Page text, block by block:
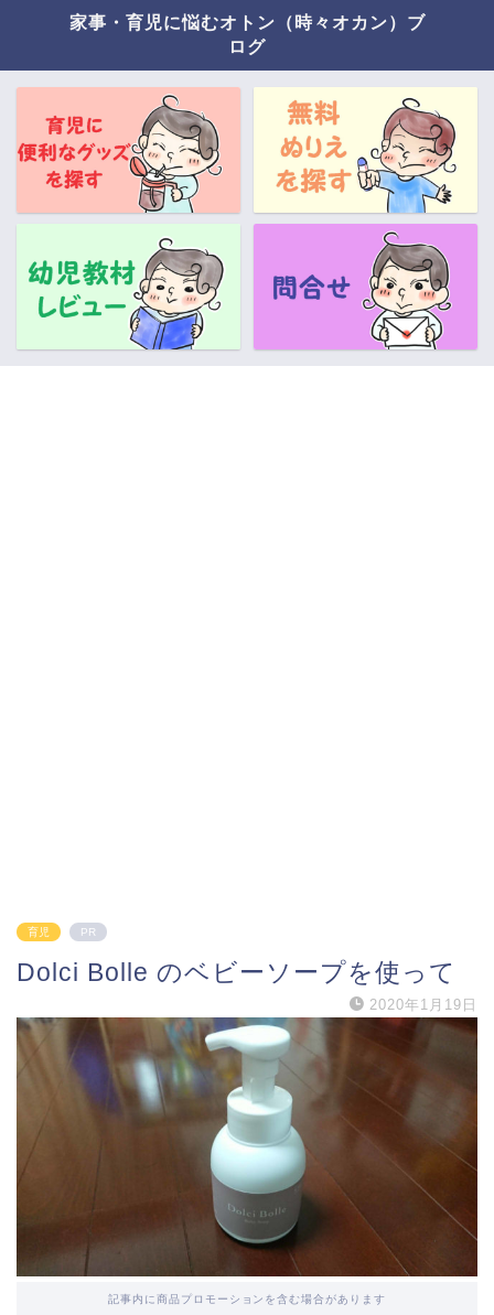
家事・育児に悩むオトン（時々オカン）ブ
ログ
育児 PR
Dolci Bolle のベビーソープを使って
2020年1月19日
記事内に商品プロモーションを含む場合があります